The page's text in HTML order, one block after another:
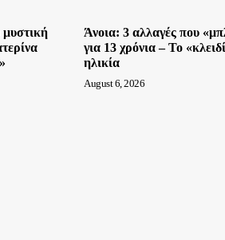
μυστική
Άνοια: 3 αλλαγές που
για 13 χρόνια – Το
ηλικία
August 6, 2026